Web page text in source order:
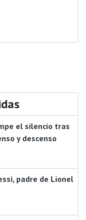
el silencio tras
y descenso
padre de Lionel